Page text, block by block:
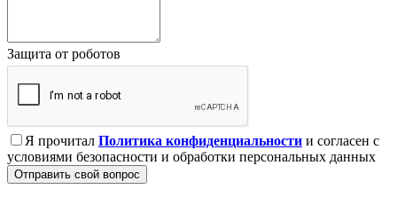
Защита от роботов
Я прочитал Политика конфиденциальности и согласен с
условиями безопасности и обработки персональных данных
Отправить свой вопрос